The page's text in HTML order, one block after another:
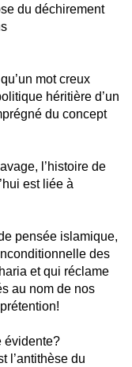
du déchirement
mot creux
héritière d’un
du concept
l’histoire de
est liée à
pensée islamique,
des
et qui réclame
au nom de nos
évidente?
l’antithèse du